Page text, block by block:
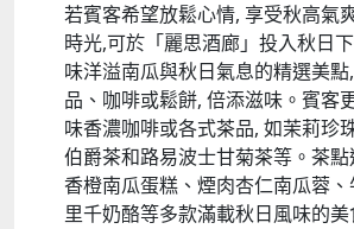
若賓客希望放鬆心情, 享受秋高氣
時光,可於「麗思酒廊」投入秋日
味洋溢南瓜與秋日氣息的精選美
品、咖啡或鬆餅, 倍添滋味。賓客
味香濃咖啡或各式茶品, 如茉莉珍
伯爵茶和路易波士甘菊茶等。茶
香橙南瓜蛋糕、煙肉杏仁南瓜蓉
里千奶酪等多款滿載秋日風味的美